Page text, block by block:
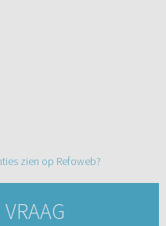
zien op Refoweb?